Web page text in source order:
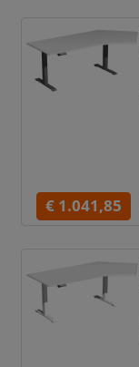
€ 1.041,85